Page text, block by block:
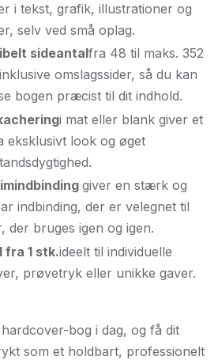
i tekst, grafik, illustrationer og
selv ved små oplag.
sideantalfra 48 til maks. 352
omslagssider, så du kan
bogen præcist til dit indhold.
i mat eller blank giver et
eksklusivt look og øget
giver en stærk og
indbinding, der er velegnet til
der bruges igen og igen.
fra 1 stk.ideelt til individuelle
prøvetryk eller unikke gaver.
hardcover-bog i dag, og få dit
som et holdbart, professionelt